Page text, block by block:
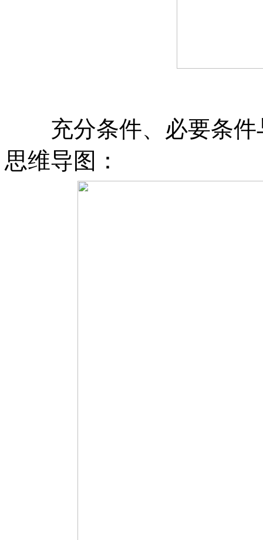
充分条件、必要条件
思维导图：